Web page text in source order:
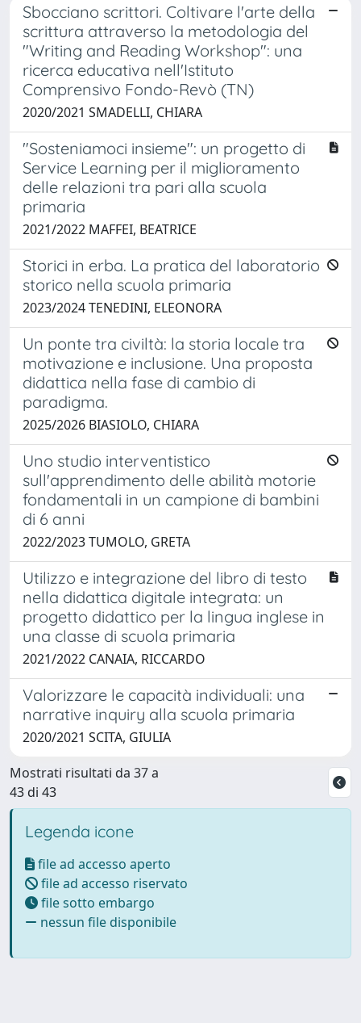
Sbocciano scrittori. Coltivare l'arte della
scrittura attraverso la metodologia del
"Writing and Reading Workshop": una
ricerca educativa nell'Istituto
Comprensivo Fondo-Revò (TN)
2020/2021 SMADELLI, CHIARA
"Sosteniamoci insieme": un progetto di
Service Learning per il miglioramento
delle relazioni tra pari alla scuola
primaria
2021/2022 MAFFEI, BEATRICE
Storici in erba. La pratica del laboratorio
storico nella scuola primaria
2023/2024 TENEDINI, ELEONORA
Un ponte tra civiltà: la storia locale tra
motivazione e inclusione. Una proposta
didattica nella fase di cambio di
paradigma.
2025/2026 BIASIOLO, CHIARA
Uno studio interventistico
sull'apprendimento delle abilità motorie
fondamentali in un campione di bambini
di 6 anni
2022/2023 TUMOLO, GRETA
Utilizzo e integrazione del libro di testo
nella didattica digitale integrata: un
progetto didattico per la lingua inglese in
una classe di scuola primaria
2021/2022 CANAIA, RICCARDO
Valorizzare le capacità individuali: una
narrative inquiry alla scuola primaria
2020/2021 SCITA, GIULIA
Mostrati risultati da 37 a
43 di 43
Legenda icone
file ad accesso aperto
file ad accesso riservato
file sotto embargo
nessun file disponibile